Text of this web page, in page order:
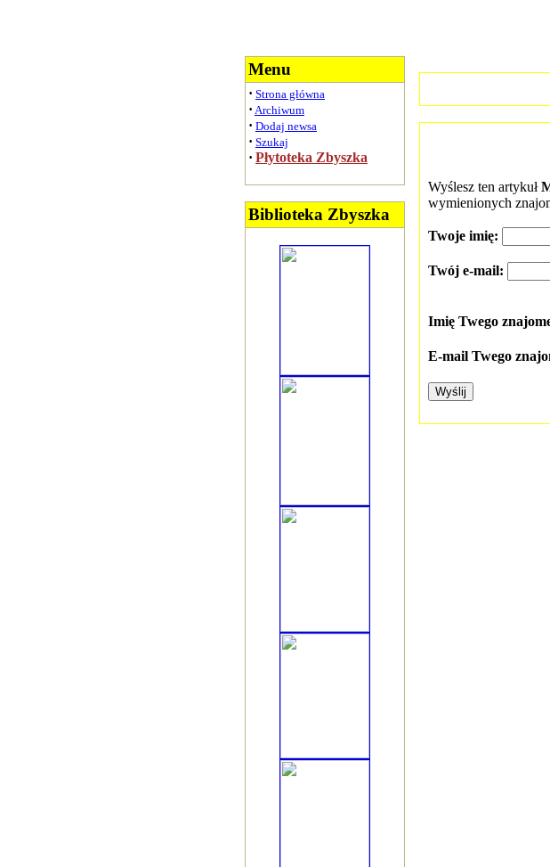
Menu
· Strona główna
· Archiwum
· Dodaj newsa
· Szukaj
· Płytoteka Zbyszka
Biblioteka Zbyszka
Wyślesz ten artykuł
wymienionych
Twoje imię:
Twój e-mail:
Imię Twego
E-mail Twego